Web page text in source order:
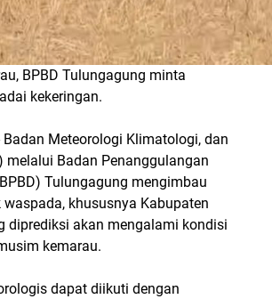
BPBD Tulungagung minta
kekeringan.
Badan Meteorologi Klimatologi, dan
melalui Badan Penanggulangan
Tulungagung mengimbau
khususnya Kabupaten
diprediksi akan mengalami kondisi
kemarau.
dapat diikuti dengan